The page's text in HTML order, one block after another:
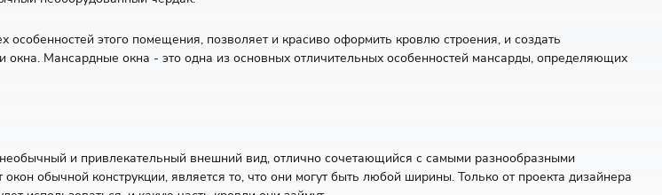
этого помещения, позволяет и красиво оформить кровлю строения, и создать
Мансардные окна - это одна из основных отличительных особенностей мансарды, определяющих
и привлекательный внешний вид, отлично сочетающийся с самыми разнообразными
обычной конструкции, является то, что они могут быть любой ширины. Только от проекта дизайнера